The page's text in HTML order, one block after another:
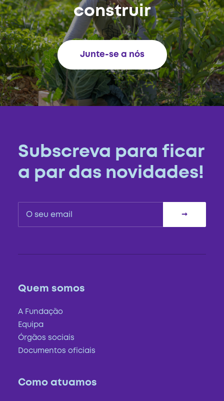
construir
Junte-se a nós
Subscreva para ficar
a par das novidades!
Quem somos
A Fundação
Equipa
Órgãos sociais
Documentos oficiais
Como atuamos